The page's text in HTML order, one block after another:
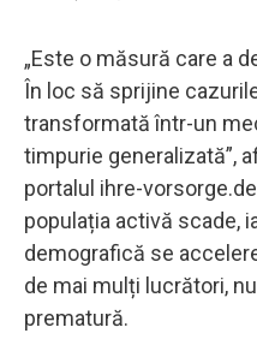
„Este o măsură care a
În loc să sprijine
transformată într-un
timpurie generalizată”,
portalul ihre-
populația activă scade,
demografică se
de mai mulți lucrători,
prematură.